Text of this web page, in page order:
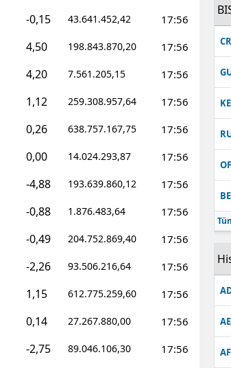
-0,15 43.641.452,42 17:56
4,50 198.843.870,20 17:56
4,20 7.561.205,15 17:56
1,12 259.308.957,64 17:56
0,26 638.757.167,75 17:56
0,00 14.024.293,87 17:56
-4,88 193.639.860,12 17:56
-0,88 1.876.483,64 17:56
-0,49 204.752.869,40 17:56
-2,26 93.506.216,64 17:56
1,15 612.775.259,60 17:56
0,14 27.267.880,00 17:56
-2,75 89.046.106,30 17:56